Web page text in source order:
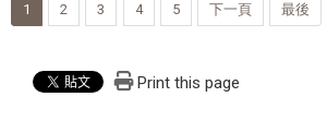
1 2 3 4 5 下一頁 最後
Print this page